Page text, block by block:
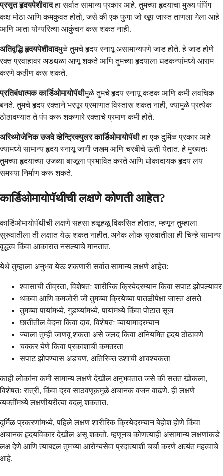
प्रसृत हृदयपेशीवादहा सर्वात सामान्य प्रकार आहे. तुमच्या हृदयाचा मुख्य पंपिंग
कक्ष मोठा आणि कमकुवत होतो, जसे की एक फुगा जो खूप जास्त ताणला गेला आहे
आणि आता योग्यरित्या आकुंचन करू शकत नाही.
अतिवृद्धि हृदयपेशीवादमुळे तुमचे हृदय स्नायू असामान्यपणे जाड होते. हे जाड होणे
रक्त प्रवाहावर अडथळा आणू शकते आणि तुमच्या हृदयाला धडकन्यांमध्ये आराम
करणे कठीण करू शकते.
प्रतिबंधात्मक कार्डिओमायोपॅथीमुळे तुमचे हृदय स्नायू कडक आणि कमी लवचिक
बनते. तुमचे हृदय रक्ताने भरपूर प्रमाणात विस्तारू शकत नाही, ज्यामुळे प्रत्येक
ठोठावण्यात ते पंप करू शकणारे रक्ताचे प्रमाण कमी होते.
अरिथ्मोजेनिक उजवे व्हेन्ट्रिक्युलर कार्डिओमायोपॅथीहा एक दुर्मिळ प्रकार आहे
ज्यामध्ये सामान्य हृदय स्नायू जागी जखम आणि चरबीचे ऊती येतात. हे मुख्यतः
तुमच्या हृदयाच्या उजव्या बाजूला प्रभावित करते आणि धोकादायक हृदय लय
समस्या निर्माण करू शकते.
कार्डिओमायोपॅथीची लक्षणे कोणती आहेत?
कार्डिओमायोपॅथीची लक्षणे सहसा हळूहळू विकसित होतात, म्हणून तुम्हाला
सुरुवातीला ती लक्षात येऊ शकत नाहीत. अनेक लोक सुरुवातीला ही चिन्हे सामान्य
वृद्धत्व किंवा आकारात नसल्याचे मानतात.
येथे तुम्हाला अनुभव येऊ शकणारी सर्वात सामान्य लक्षणे आहेत:
श्वासाची तीव्रता, विशेषतः शारीरिक क्रियेदरम्यान किंवा सपाट झोपल्यावर
थकवा आणि कमजोरी जी तुमच्या क्रियेच्या पातळीपेक्षा जास्त असते
तुमच्या पायांमध्ये, गुडघ्यांमध्ये, पायांमध्ये किंवा पोटात सूज
छातीतील वेदना किंवा दाब, विशेषतः व्यायामादरम्यान
ज्याला तुम्ही जाणवू शकता असे जलद किंवा अनियमित हृदय ठोठावणे
चक्कर येणे किंवा प्रकाशाची कमतरता
सपाट झोपण्यास अडचण, अतिरिक्त उशाची आवश्यकता
काही लोकांना कमी सामान्य लक्षणे देखील अनुभवतात जसे की सतत खोकला,
विशेषतः रात्री, किंवा द्रव साठवणूकमुळे अचानक वजन वाढणे. ही लक्षणे
व्यक्तींमध्ये लक्षणीयरीत्या बदलू शकतात.
दुर्मिळ प्रकरणांमध्ये, पहिले लक्षण शारीरिक क्रियेदरम्यान बेहोश होणे किंवा
अचानक हृदयविकार देखील असू शकतो. म्हणूनच कोणत्याही असामान्य लक्षणांकडे
लक्ष देणे आणि त्याबद्दल तुमच्या आरोग्यसेवा प्रदात्याशी चर्चा करणे अत्यंत महत्वाचे
आहे.